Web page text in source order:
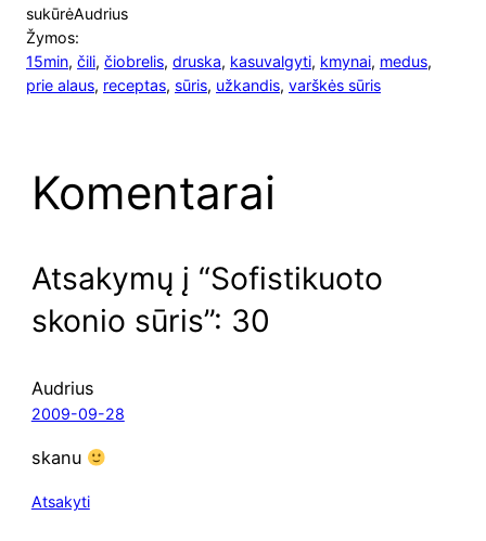
sukūrėAudrius
Žymos:
15min, čili, čiobrelis, druska, kasuvalgyti, kmynai, medus
prie alaus, receptas, sūris, užkandis, varškės sūris
Komentarai
Atsakymų į “Sofistikuoto
skonio sūris”: 30
Audrius
2009-09-28
ska­nu
Atsakyti